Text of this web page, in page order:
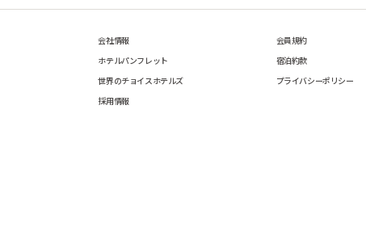
会社情報 会員規約
ホテルパンフレット
宿泊約款
世界のチョイスホテルズ
プライバシーポリシー
採用情報